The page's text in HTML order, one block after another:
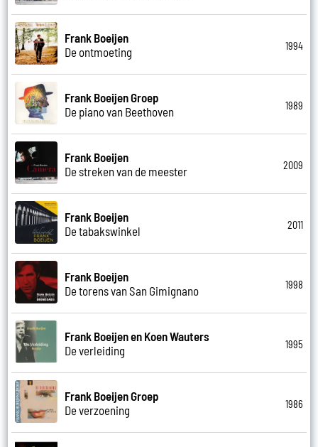
Frank Boeijen
De ontmoeting
1994
Frank Boeijen Groep
De piano van Beethoven
1989
Frank Boeijen
De streken van de meester
2009
Frank Boeijen
De tabakswinkel
2011
Frank Boeijen
De torens van San Gimignano
1998
Frank Boeijen en Koen Wauters
De verleiding
1995
Frank Boeijen Groep
De verzoening
1986